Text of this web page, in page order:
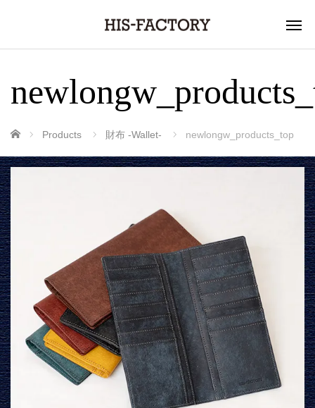
ホーム Products 財布 -Wallet- newlongw_products_top